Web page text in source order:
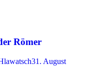
Römer
31. August